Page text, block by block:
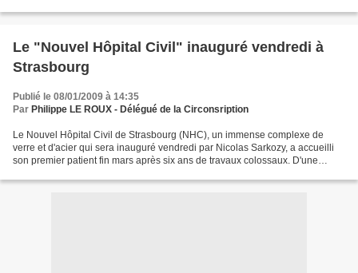
Le "Nouvel Hôpital Civil" inauguré vendredi à
Strasbourg
Publié le 08/01/2009 à 14:35
Par Philippe LE ROUX - Délégué de la Circonsription
Le Nouvel Hôpital Civil de Strasbourg (NHC), un immense complexe de
verre et d'acier qui sera inauguré vendredi par Nicolas Sarkozy, a accueilli
son premier patient fin mars après six ans de travaux colossaux. D'une